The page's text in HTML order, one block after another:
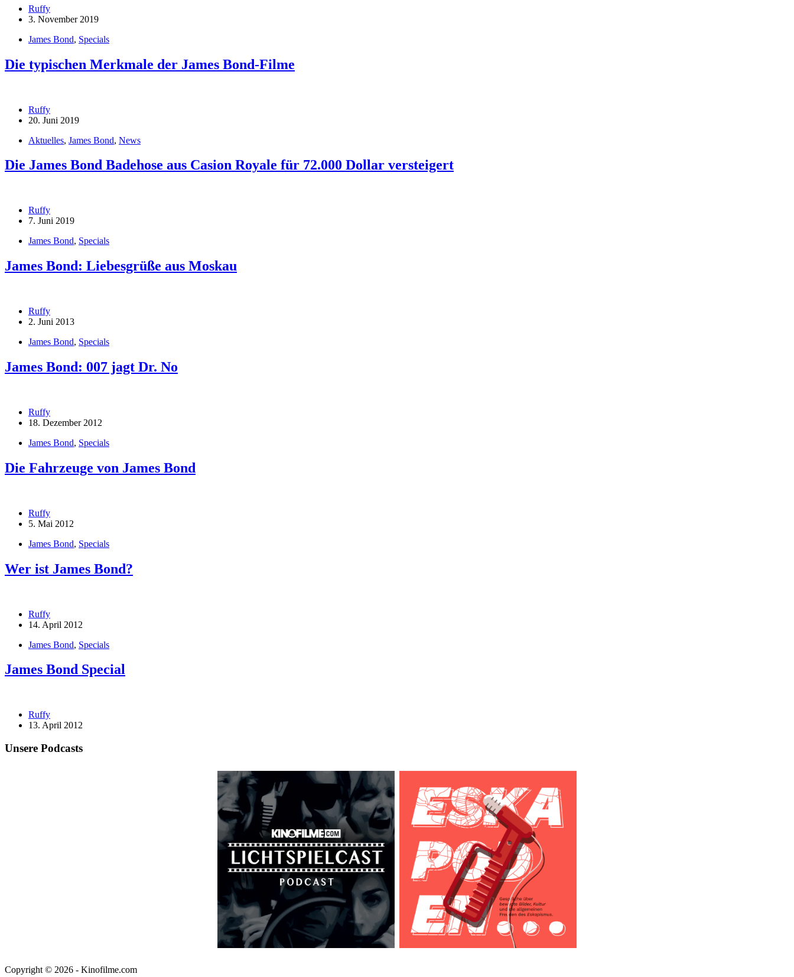
Ruffy
3. November 2019
James Bond, Specials
Die typischen Merkmale der James Bond-Filme
Ruffy
20. Juni 2019
Aktuelles, James Bond, News
Die James Bond Badehose aus Casion Royale für 72.000 Dollar versteigert
Ruffy
7. Juni 2019
James Bond, Specials
James Bond: Liebesgrüße aus Moskau
Ruffy
2. Juni 2013
James Bond, Specials
James Bond: 007 jagt Dr. No
Ruffy
18. Dezember 2012
James Bond, Specials
Die Fahrzeuge von James Bond
Ruffy
5. Mai 2012
James Bond, Specials
Wer ist James Bond?
Ruffy
14. April 2012
James Bond, Specials
James Bond Special
Ruffy
13. April 2012
Unsere Podcasts
Copyright © 2026 - Kinofilme.com